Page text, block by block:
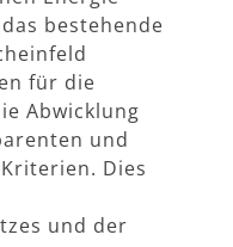
bestehende
für die
Abwicklung
und
Dies
und der